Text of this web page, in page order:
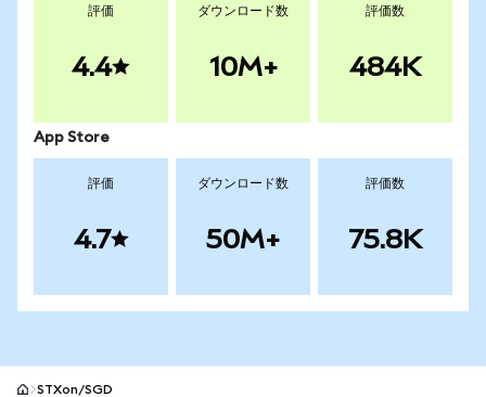
評価
4.4
ダウンロード数
10M+
評価数
484K
App Store
評価
4.7
ダウンロード数
50M+
評価数
75.8K
STXon/SGD